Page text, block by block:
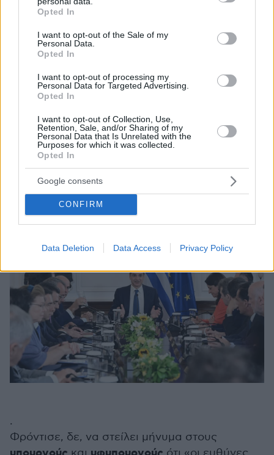
grant or deny consent to Google and its third-party tags to
use your data for below specified purposes in below Google
consent section.
Opted In
I want to opt-out of the Sale of my
Personal Data.
Opted In
I want to opt-out of processing my
Personal Data for Targeted Advertising.
Opted In
I want to opt-out of Collection, Use,
Retention, Sale, and/or Sharing of my
Personal Data that Is Unrelated with the
Purposes for which it was collected.
Opted In
Google consents
CONFIRM
Data Deletion Data Access Privacy Policy
προεκλογικά προγράμματα να ελέγχονται από
Όπως τόνισε ο
πρώτες κινήσεις θα είναι η συνέχεια της
προσπάθειας να αντιμετωπιστεί η
ακρίβεια
αναγκών» με ειδική αναφορά στην καλύτερη
και ταχύτερη ανταπόκριση του ΕΚΑΒ με την
δρυση μικτών πληρωμάτων ώστε αυτά να
μπορούν να ανταποκρίνονται ταχύτερα ειδικά
σε απομακρυσμένες περιοχές με τη συνδρομή
εξιδεικευμένων στελεχών από Αστυνομία και
Ένοπλες Δυνάμεις
.
Φρόντισε, δε, να στείλει μήνυμα στους